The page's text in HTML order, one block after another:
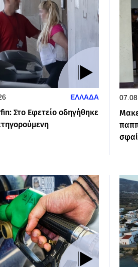
ΕΛΛΑΔΑ
Στο Εφετείο οδηγήθηκε